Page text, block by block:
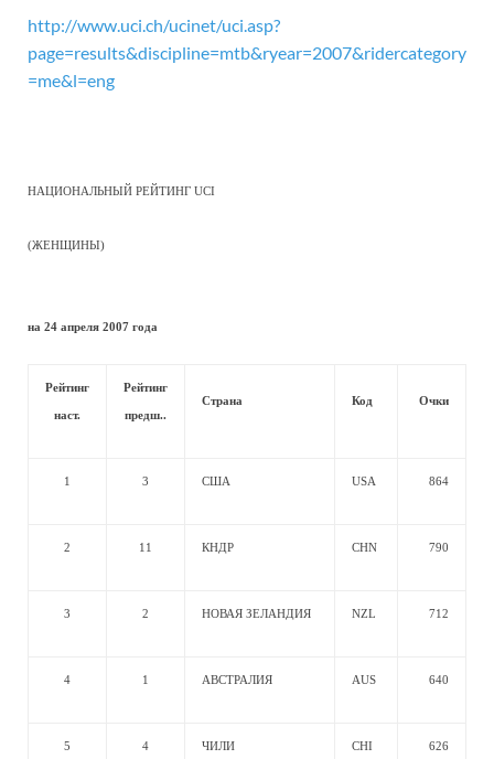
http://www.uci.ch/ucinet/uci.asp?
page=results&discipline=mtb&ryear=2007&ridercategory
=me&l=eng
НАЦИОНАЛЬНЫЙ РЕЙТИНГ UCI
(ЖЕНЩИНЫ)
на 24 апреля 2007 года
Рейтинг
наст.
Рейтинг
предш..
Страна Код Очки
1 3 США USA 864
2 11 КНДР CHN 790
3 2 НОВАЯ ЗЕЛАНДИЯ NZL 712
4 1 АВСТРАЛИЯ AUS 640
5 4 ЧИЛИ CHI 626